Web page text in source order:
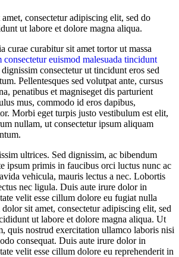
consectetur adipiscing elit, sed do
ut labore et dolore magna aliqua.
curae curabitur sit amet tortor ut massa
consectetur euismod malesuada tincidunt
consectetur ut tincidunt eros sed
Pellentesques sed volutpat ante, cursus
penatibus et magniseget dis parturient
mus, commodo id eros dapibus,
Morbi eget turpis justo vestibulum est elit,
nullam, ut consectetur ipsum aliquam
ultrices. Sed dignissim, ac bibendum
ipsum primis in faucibus orci luctus nunc ac
vehicula, mauris lectus a nec. Lobortis
nec ligula. Duis aute irure dolor in
velit esse cillum dolore eu fugiat nulla
sit amet, consectetur adipiscing elit, sed
ut labore et dolore magna aliqua. Ut
quis nostrud exercitation ullamco laboris nisi
consequat. Duis aute irure dolor in
velit esse cillum dolore eu reprehenderit in